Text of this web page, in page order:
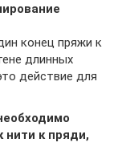
конец пряжи к
длинных
действие для
нити к пряди,